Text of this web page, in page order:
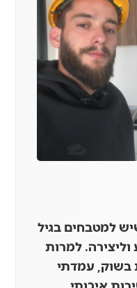
למטבחים בגיל
וליצירה. למרות
בשוק, עמדתי
איכותי